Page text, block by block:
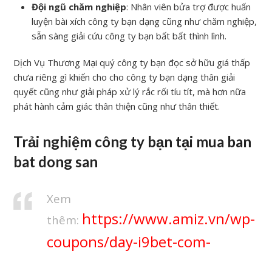
Đội ngũ chăm nghiệp: Nhân viên bửa trợ được huấn
luyện bài xích công ty bạn dạng cũng như chăm nghiệp,
sẵn sàng giải cứu công ty bạn bất bất thình lình.
Dịch Vụ Thương Mại quý công ty bạn đọc sở hữu giá thấp
chưa riêng gì khiến cho cho công ty bạn dạng thân giải
quyết cũng như giải pháp xử lý rắc rối tíu tít, mà hơn nữa
phát hành cảm giác thân thiện cũng như thân thiết.
Trải nghiệm công ty bạn tại mua ban
bat dong san
Xem
thêm: https://www.amiz.vn/wp-
coupons/day-i9bet-com-